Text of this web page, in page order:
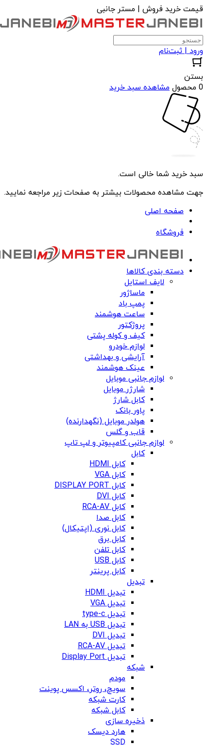
قیمت خرید فروش | مستر جانبی
ورود | ثبت‌نام
بستن
0 محصول
مشاهده سبد خرید
سبد خرید شما خالی است.
جهت مشاهده محصولات بیشتر به صفحات زیر مراجعه نمایید.
صفحه اصلی
فروشگاه
دسته بندی کالاها
لایف استایل
ماساژور
پمپ باد
ساعت هوشمند
پروژکتور
کیف و کوله پشتی
لوازم خودرو
آرایشی و بهداشتی
عینک هوشمند
لوازم جانبی موبایل
شارژر موبایل
کابل شارژ
پاور بانک
هولدر موبایل (نگهدارنده)
قاب و گلس
لوازم جانبی کامپیوتر و لپ تاپ
کابل
کابل HDMI
کابل VGA
کابل DISPLAY PORT
کابل DVI
کابل RCA-AV
کابل صدا
کابل نوری (اپتیکال)
کابل برق
کابل تلفن
کابل USB
کابل پرینتر
تبدیل
تبدیل HDMI
تبدیل VGA
تبدیل type-c
تبدیل USB به LAN
تبدیل DVI
تبدیل RCA-AV
تبدیل Display Port
شبکه
مودم
سویچ، روتر، اکسس پوینت
کارت شبکه
کابل شبکه
ذخیره سازی
هارد دیسک
SSD